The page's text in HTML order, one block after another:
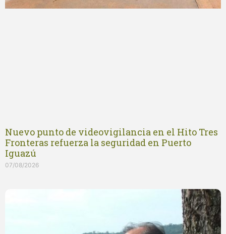
Nuevo punto de videovigilancia en el Hito Tres
Fronteras refuerza la seguridad en Puerto
Iguazú
07/08/2026